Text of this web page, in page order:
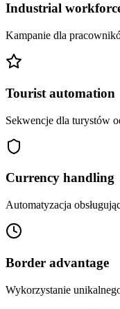
Industrial
Kampanie dla
Tourist automation
Sekwencje dla turystów
Currency handling
Automatyzacja
Border advantage
Wykorzystanie